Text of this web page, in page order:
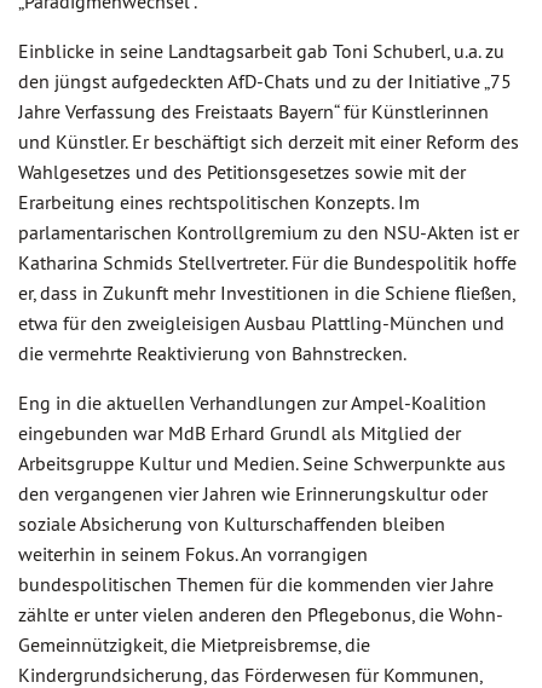
Einblicke in seine Landtagsarbeit gab Toni Schuberl, u.a. zu
den jüngst aufgedeckten AfD-Chats und zu der Initiative „75
Jahre Verfassung des Freistaats Bayern“ für Künstlerinnen
und Künstler. Er beschäftigt sich derzeit mit einer Reform des
Wahlgesetzes und des Petitionsgesetzes sowie mit der
Erarbeitung eines rechtspolitischen Konzepts. Im
parlamentarischen Kontrollgremium zu den NSU-Akten ist er
Katharina Schmids Stellvertreter. Für die Bundespolitik hoffe
er, dass in Zukunft mehr Investitionen in die Schiene fließen,
etwa für den zweigleisigen Ausbau Plattling-München und
die vermehrte Reaktivierung von Bahnstrecken.
Eng in die aktuellen Verhandlungen zur Ampel-Koalition
eingebunden war MdB Erhard Grundl als Mitglied der
Arbeitsgruppe Kultur und Medien. Seine Schwerpunkte aus
den vergangenen vier Jahren wie Erinnerungskultur oder
soziale Absicherung von Kulturschaffenden bleiben
weiterhin in seinem Fokus. An vorrangigen
bundespolitischen Themen für die kommenden vier Jahre
zählte er unter vielen anderen den Pflegebonus, die Wohn-
Gemeinnützigkeit, die Mietpreisbremse, die
Kindergrundsicherung, das Förderwesen für Kommunen,